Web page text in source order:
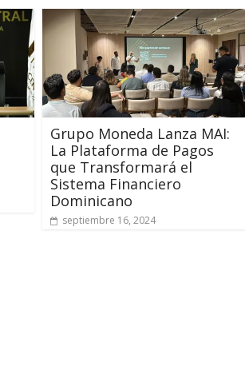
Grupo Moneda Lanza MAI:
La Plataforma de Pagos
que Transformará el
Sistema Financiero
Dominicano
septiembre 16, 2024